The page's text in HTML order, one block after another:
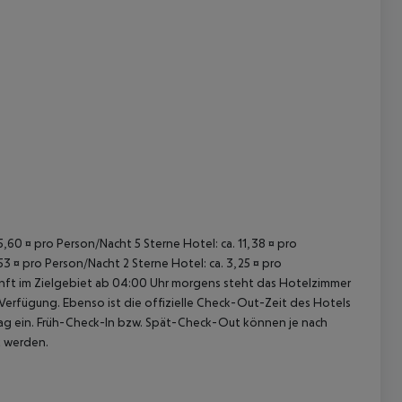
¤ pro Person/Nacht 5 Sterne Hotel: ca. 11,38 ¤ pro
¤ pro Person/Nacht 2 Sterne Hotel: ca. 3,25 ¤ pro
im Zielgebiet ab 04:00 Uhr morgens steht das Hotelzimmer
Ebenso ist die offizielle Check-Out-Zeit des Hotels
ein. Früh-Check-In bzw. Spät-Check-Out können je nach
werden.